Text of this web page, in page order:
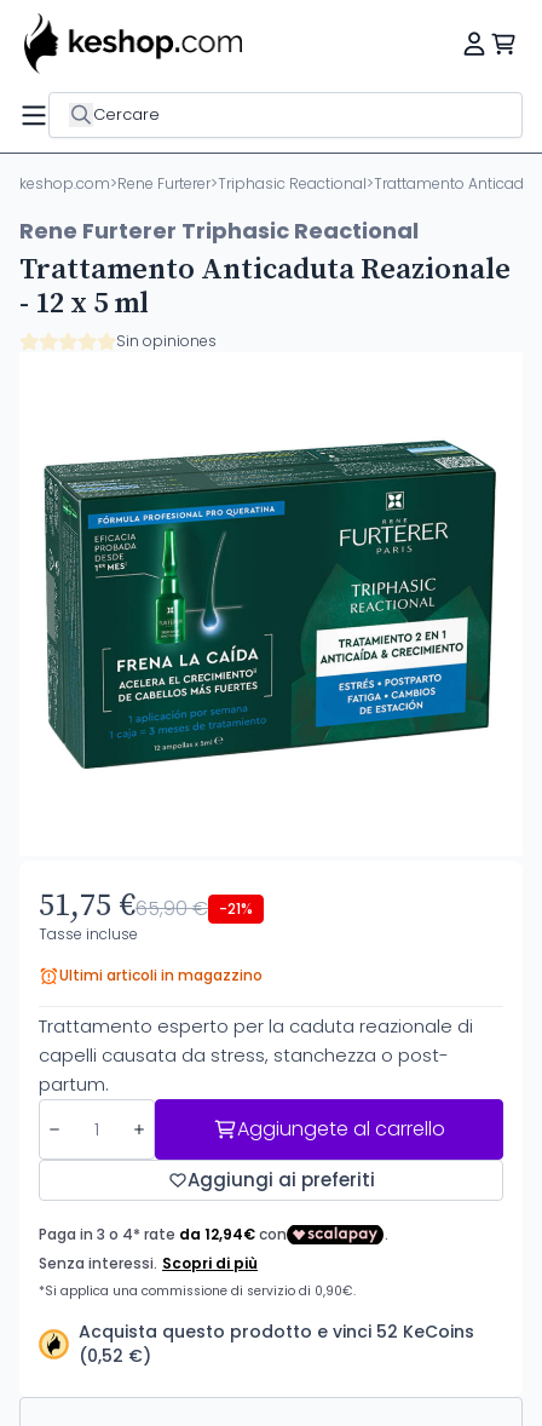
Cercare
keshop.com>Rene Furterer>Triphasic Reactional>Trattamento
Rene Furterer Triphasic Reactional
Trattamento Anticaduta Reazionale
- 12 x 5 ml
Sin opiniones
51,75 €65,90 € -21%
Tasse incluse
Ultimi articoli in magazzino
Trattamento esperto per la caduta reazionale di
capelli causata da stress, stanchezza o post-
partum.
Aggiungete al carrello
Aggiungi ai preferiti
Acquista questo prodotto e vinci 52 KeCoins
(0,52 €)